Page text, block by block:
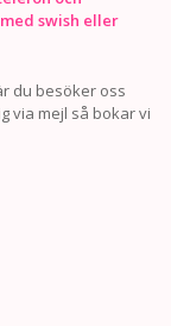
swish eller
du besöker oss
via mejl så bokar vi